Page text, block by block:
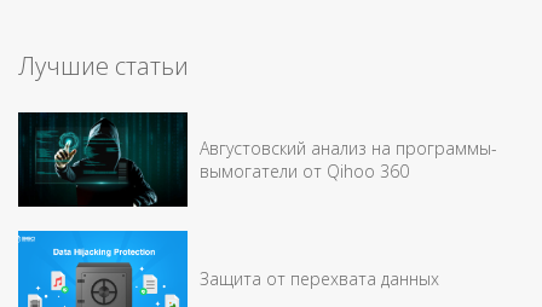
Лучшие статьи
Августовский анализ на программы-
вымогатели от Qihoo 360
Защита от перехвата данных